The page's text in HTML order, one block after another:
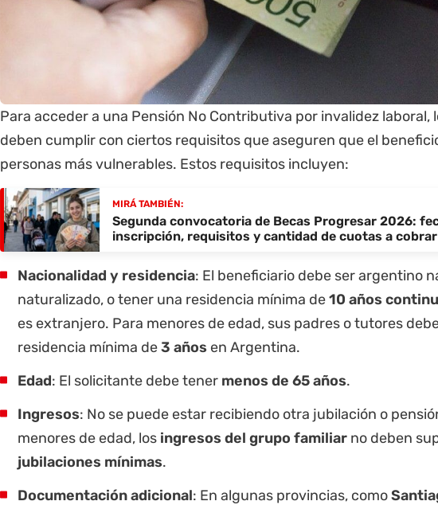
Para acceder a una Pensión No Contributiva por invalidez laboral,
deben cumplir con ciertos requisitos que aseguren que el
personas más vulnerables. Estos requisitos incluyen:
MIRÁ TAMBIÉN:
Segunda convocatoria de Becas Progresar 2026:
inscripción, requisitos y cantidad de cuotas a cobrar
Nacionalidad y residencia: El beneficiario debe ser argentino
naturalizado, o tener una residencia mínima de10 años
es extranjero. Para menores de edad, sus padres o tutores
residencia mínima de3 años en Argentina.
Edad: El solicitante debe tener menos de 65 años.
Ingresos: No se puede estar recibiendo otra jubilación o
menores de edad, los ingresos del grupo familiar no deben
jubilaciones mínimas.
Documentación adicional: En algunas provincias, como